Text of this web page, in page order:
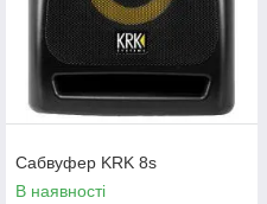
Сабвуфер KRK 8s
В наявності